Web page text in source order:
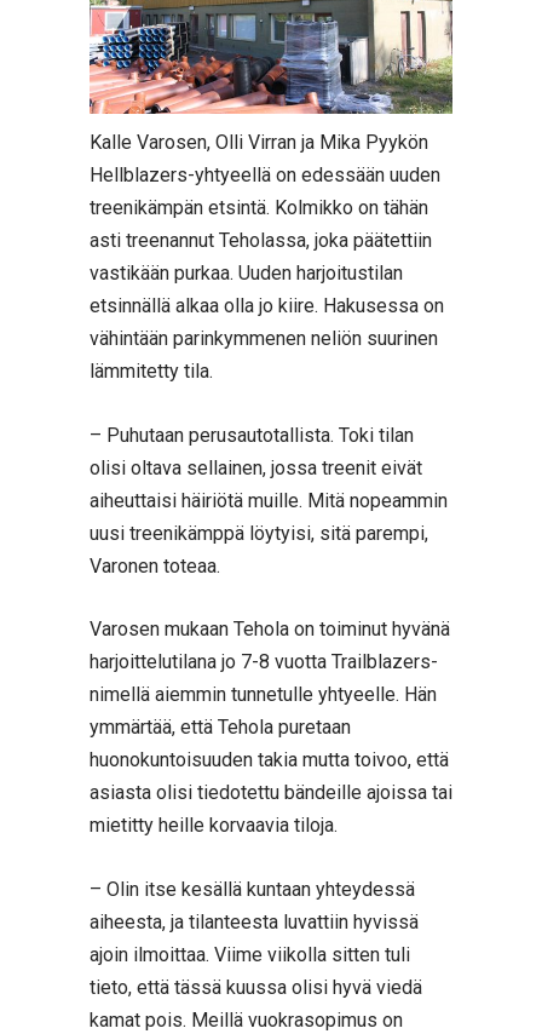
Kalle Varosen, Olli Virran ja Mika Pyykön
Hellblazers-yhtyeellä on edessään uuden
treenikämpän etsintä. Kolmikko on tähän
asti treenannut Teholassa, joka päätettiin
vastikään purkaa. Uuden harjoitustilan
etsinnällä alkaa olla jo kiire. Hakusessa on
vähintään parinkymmenen neliön suurinen
lämmitetty tila.
– Puhutaan perusautotallista. Toki tilan
olisi oltava sellainen, jossa treenit eivät
aiheuttaisi häiriötä muille. Mitä nopeammin
uusi treenikämppä löytyisi, sitä parempi,
Varonen toteaa.
Varosen mukaan Tehola on toiminut hyvänä
harjoittelutilana jo 7-8 vuotta Trailblazers-
nimellä aiemmin tunnetulle yhtyeelle. Hän
ymmärtää, että Tehola puretaan
huonokuntoisuuden takia mutta toivoo, että
asiasta olisi tiedotettu bändeille ajoissa tai
mietitty heille korvaavia tiloja.
– Olin itse kesällä kuntaan yhteydessä
aiheesta, ja tilanteesta luvattiin hyvissä
ajoin ilmoittaa. Viime viikolla sitten tuli
tieto, että tässä kuussa olisi hyvä viedä
kamat pois. Meillä vuokrasopimus on